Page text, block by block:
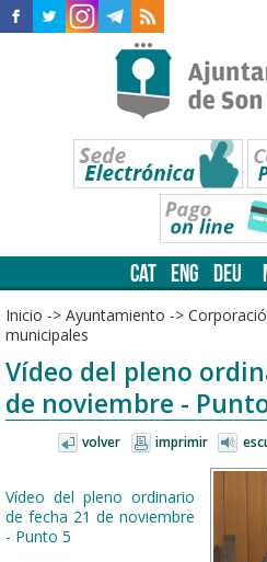
CAT ENG DEU
Inicio -> Ayuntamiento ->
municipales
Vídeo del pleno
de noviembre -
volver imprimir
Vídeo del pleno ordinario
de fecha 21 de noviembre
- Punto 5